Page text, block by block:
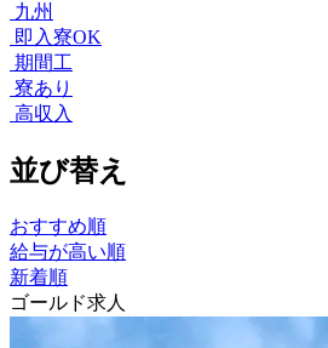
九州
即入寮OK
期間工
寮あり
高収入
並び替え
おすすめ順
給与が高い順
新着順
ゴールド求人